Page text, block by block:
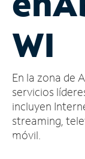
cuenta
Encuentra
tienda
WI
En la zona de
servicios
incluyen
streaming,
móvil.